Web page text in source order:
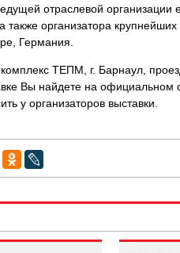
отраслевой организации
также организатора
Германия.
ТЕПМ, г. Барнаул,
Вы найдете на официальном
у организаторов выставки.